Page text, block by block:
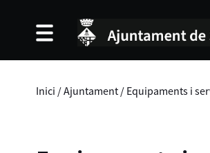
Inici /Ajuntament / Equipaments i